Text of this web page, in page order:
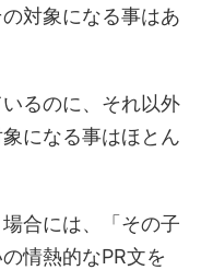
対象になる事はあ
るのに、それ以外
になる事はほとん
合には、「その子
情熱的なPR文を